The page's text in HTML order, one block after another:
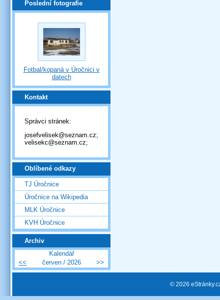
Poslední fotografie
Fotbal/kopaná v Úročnici v
datech
Kontakt
Správci stránek:
josefvelisek@seznam.cz;
velisekc@seznam.cz;
Oblíbené odkazy
TJ Úročnice
Úročnice na Wikipedia
MLK Úročnice
KVH Úročnice
Archiv
Kalendář
<<
červen / 2026 >>
© 2026